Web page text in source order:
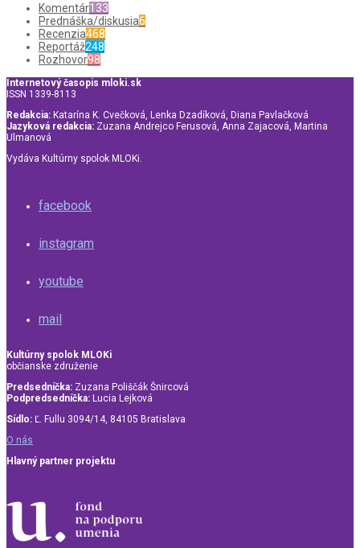
Komentár133
Prednáška/diskusia6
Recenzia468
Reportáž248
Rozhovor98
Internetový časopis mloki.sk
ISSN 1339-8113
Redakcia: Katarína K. Cvečková, Lenka Dzadíková, Diana Pavlačková
Jazyková redakcia: Zuzana Andrejco Ferusová, Anna Zajacová, Martina
Ulmanová
Vydáva Kultúrny spolok MLOKi.
facebook
instagram
youtube
mail
Kultúrny spolok MLOKi
občianske združenie
Predsedníčka: Zuzana Poliščák Šnircová
Podpredsedníčka: Lucia Lejková
Sídlo: Ľ. Fullu 3094/14, 84105 Bratislava
O nás
Hlavný partner projektu